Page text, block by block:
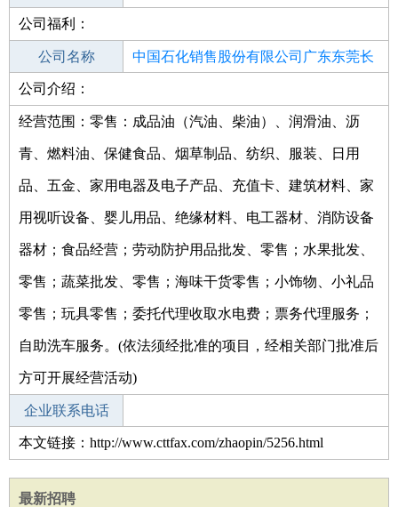
其他行业
公司福利：
公司名称 中国石化销售股份有限公司广东东莞长
公司类型
公司介绍：
经营范围：零售：成品油（汽油、柴油）、润滑油、沥
青、燃料油、保健食品、烟草制品、纺织、服装、日用
品、五金、家用电器及电子产品、充值卡、建筑材料、家
用视听设备、婴儿用品、绝缘材料、电工器材、消防设备
器材；食品经营；劳动防护用品批发、零售；水果批发、
零售；蔬菜批发、零售；海味干货零售；小饰物、小礼品
零售；玩具零售；委托代理收取水电费；票务代理服务；
自助洗车服务。(依法须经批准的项目，经相关部门批准后
方可开展经营活动)
企业联系电话
本文链接：http://www.cttfax.com/zhaopin/5256.html
最新招聘